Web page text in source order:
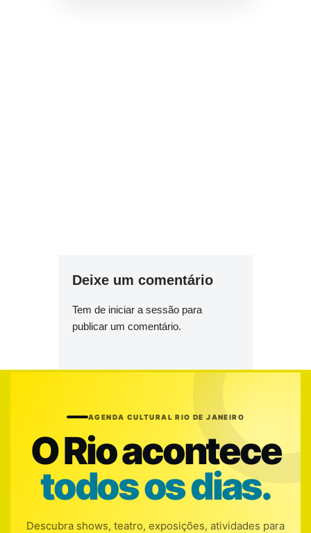
Deixe um comentário
Tem de iniciar a sessão para
publicar um comentário.
AGENDA CULTURAL RIO DE JANEIRO
O Rio acontece
todos os dias.
Descubra shows, teatro, exposições, atividades para